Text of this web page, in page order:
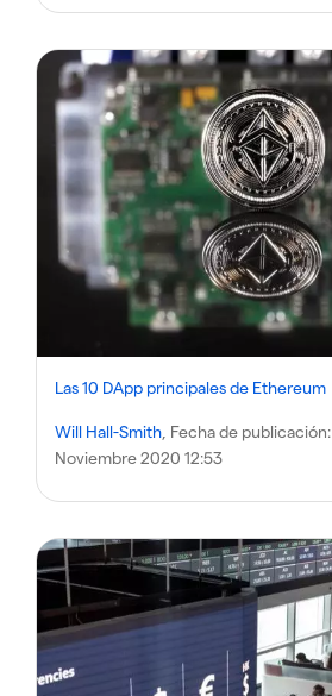
Las 10 DApp principales de Ethereum
Will Hall-Smith , Fecha de publicación:
Noviembre 2020 12:53